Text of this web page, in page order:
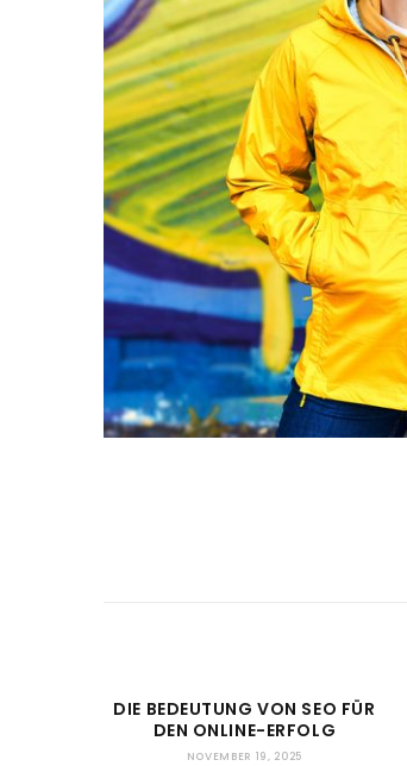
DIE BEDEUTUNG VON SEO FÜR
DEN ONLINE-ERFOLG
NOVEMBER 19, 2025